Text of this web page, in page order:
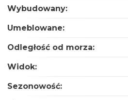
Wybudowany:
Umeblowane:
Odległość od morza:
Widok:
Sezonowość: